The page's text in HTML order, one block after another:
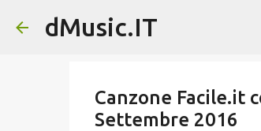
dMusic.IT
Canzone Facile.it
Settembre 2016